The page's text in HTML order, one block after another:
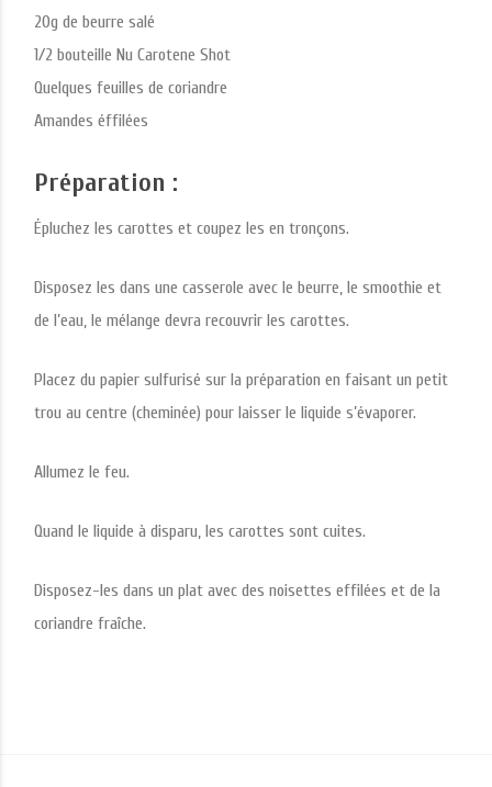
20g de beurre salé
1/2 bouteille Nu Carotene Shot
Quelques feuilles de coriandre
Amandes éffilées
Préparation :
Épluchez les carottes et coupez les en tronçons.
Disposez les dans une casserole avec le beurre, le smoothie et
de l’eau, le mélange devra recouvrir les carottes.
Placez du papier sulfurisé sur la préparation en faisant un petit
trou au centre (cheminée) pour laisser le liquide s’évaporer.
Allumez le feu.
Quand le liquide à disparu, les carottes sont cuites.
Disposez-les dans un plat avec des noisettes effilées et de la
coriandre fraîche.